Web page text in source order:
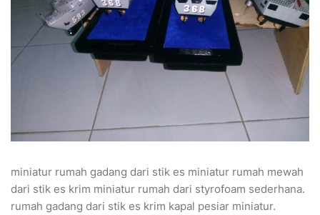
miniatur rumah gadang dari stik es miniatur rumah mewah
dari stik es krim miniatur rumah dari styrofoam sederhana.
rumah gadang dari stik es krim kapal pesiar miniatur.